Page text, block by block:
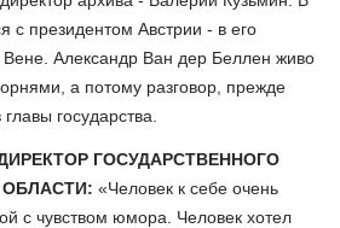
с президентом Австрии - в его
Александр Ван дер Беллен живо
а потому разговор, прежде
государства.
ГОСУДАРСТВЕННОГО
«Человек к себе очень
с чувством юмора. Человек хотел